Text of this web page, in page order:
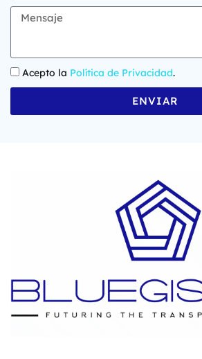
Acepto la Política de Privacidad.
ENVIAR